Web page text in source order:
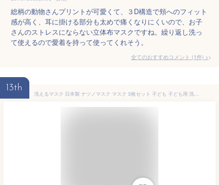
総柄の動物さんプリントが可愛くて、３D構造で頬へのフィット
感が高く、耳に掛ける部分も太めで痛くなりにくいので、お子
さんのストレスにならない立体布マスクですね。繰り返し洗っ
て使えるので愛着を持って使ってくれそう。
全てのおすすめコメント (1件) >
13th
洗えるマスク 日本製 ナツノマスク マスク 3枚セット 子ども 子ども用 洗える 子供用 小学生 学校 通学 繰り返し 使える 幼稚園 冷やしマスク 国産 ポリウレタン 立体 立体マスク 軽量 痛くない 伸縮性あり 夏 涼しい ひんやり 冷感 接触冷感 生地